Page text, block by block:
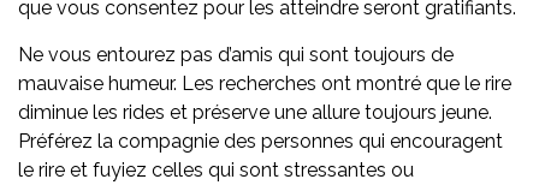
que vous consentez pour les atteindre seront gratifiants.
Ne vous entourez pas d’amis qui sont toujours de
mauvaise humeur. Les recherches ont montré que le rire
diminue les rides et préserve une allure toujours jeune.
Préférez la compagnie des personnes qui encouragent
le rire et fuyiez celles qui sont stressantes ou